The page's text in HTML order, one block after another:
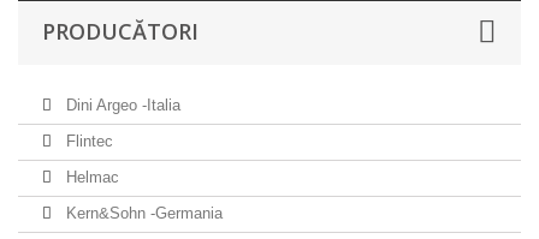
PRODUCĂTORI
Dini Argeo -Italia
Flintec
Helmac
Kern&Sohn -Germania